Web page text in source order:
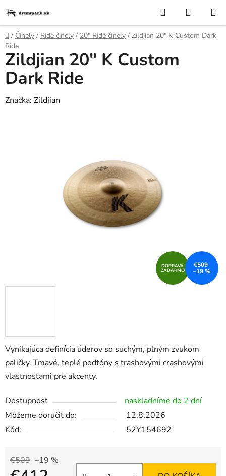
na
obsah
Hľadať
KOŠÍK
Domov
/ Činely / Ride činely / 20″ Ride činely / Zildjian 20" K Custom Dark
Ride
Vynikajúca definícia úderov so suchým, plným zvukom
paličky. Tmavé, teplé podtóny s trashovými crashovými
vlastnosťami pre akcenty.
Dostupnosť
naskladníme do 2 dní
Môžeme doručiť do:
12.8.2026
Kód:
52Y154692
€509 –19 %
Zildjian 20" K Custom
Dark Ride
Značka: Zildjian
DOPRAVA
ZADARMO
€509
–19 %